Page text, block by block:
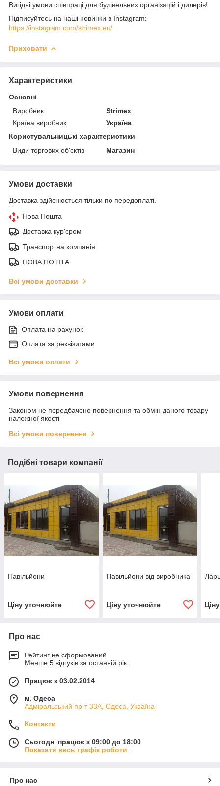
Вигідні умови співпраці для будівельних організацій і дилерів!
Підписуйтесь на наші новинки в Instagram:
https://instagram.com/strimex.eu/
Приховати
Характеристики
Основні
Виробник
Strimex
Країна виробник
Україна
Користувальницькі характеристики
Види торгових об'єктів
Магазин
Умови доставки
Доставка здійснюється тільки по передоплаті.
Нова Пошта
Доставка кур'єром
Транспортна компанія
НОВА ПОШТА
Всі умови доставки
Умови оплати
Оплата на рахунок
Оплата за реквізитами
Всі умови оплати
Умови повернення
Законом не передбачено повернення та обмін даного товару
належної якості
Всі умови повернення
Подібні товари компанії
Павільйони
Ціну уточнюйте
Павільйони від виробника
Ціну уточнюйте
Про нас
Рейтинг не сформований
Менше 5 відгуків за останній рік
Працює з 03.02.2014
м. Одеса
Адміральський пр-т 33А, Одеса, Україна
Контакти
Сьогодні працює з 09:00 до 18:00
Показати весь графік роботи
Про нас